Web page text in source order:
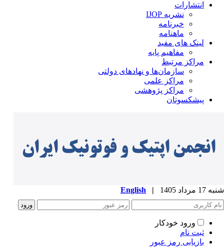
انتشارات
نشریه IJOP
خبرنامه
ماهنامه
لینک های مفید
مفاهیم پایه
مراکز مرتبط
سازمان‌ها و نهادهای دولتی
مراکز علمی
مراکز پژوهشی
پیشکسوتان
مرداد 1405 |
English
ورود خودکار
ثبت نام
بازیابی رمز عبور